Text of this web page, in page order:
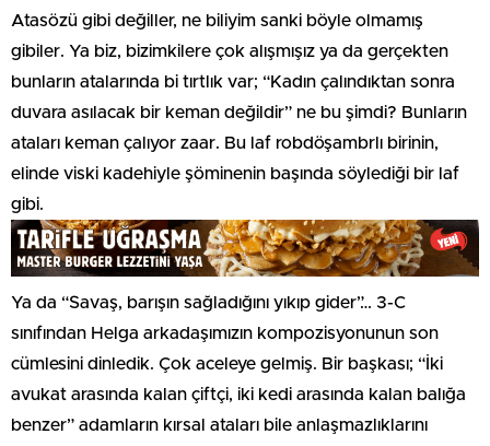
Atasözü gibi değiller, ne biliyim sanki böyle olmamış
gibiler. Ya biz, bizimkilere çok alışmışız ya da gerçekten
bunların atalarında bi tırtlık var; “Kadın çalındıktan sonra
duvara asılacak bir keman değildir” ne bu şimdi? Bunların
ataları keman çalıyor zaar. Bu laf robdöşambrlı birinin,
elinde viski kadehiyle şöminenin başında söylediği bir laf
gibi.
Ya da “Savaş, barışın sağladığını yıkıp gider”… 3-C
sınıfından Helga arkadaşımızın kompozisyonunun son
cümlesini dinledik. Çok aceleye gelmiş. Bir başkası; “İki
avukat arasında kalan çiftçi, iki kedi arasında kalan balığa
benzer” adamların kırsal ataları bile anlaşmazlıklarını